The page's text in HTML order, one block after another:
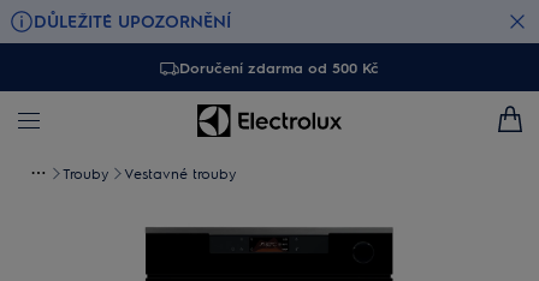
DŮLEŽITÉ UPOZORNĚNÍ
Doručení zdarma od 500 Kč
Trouby Vestavné trouby